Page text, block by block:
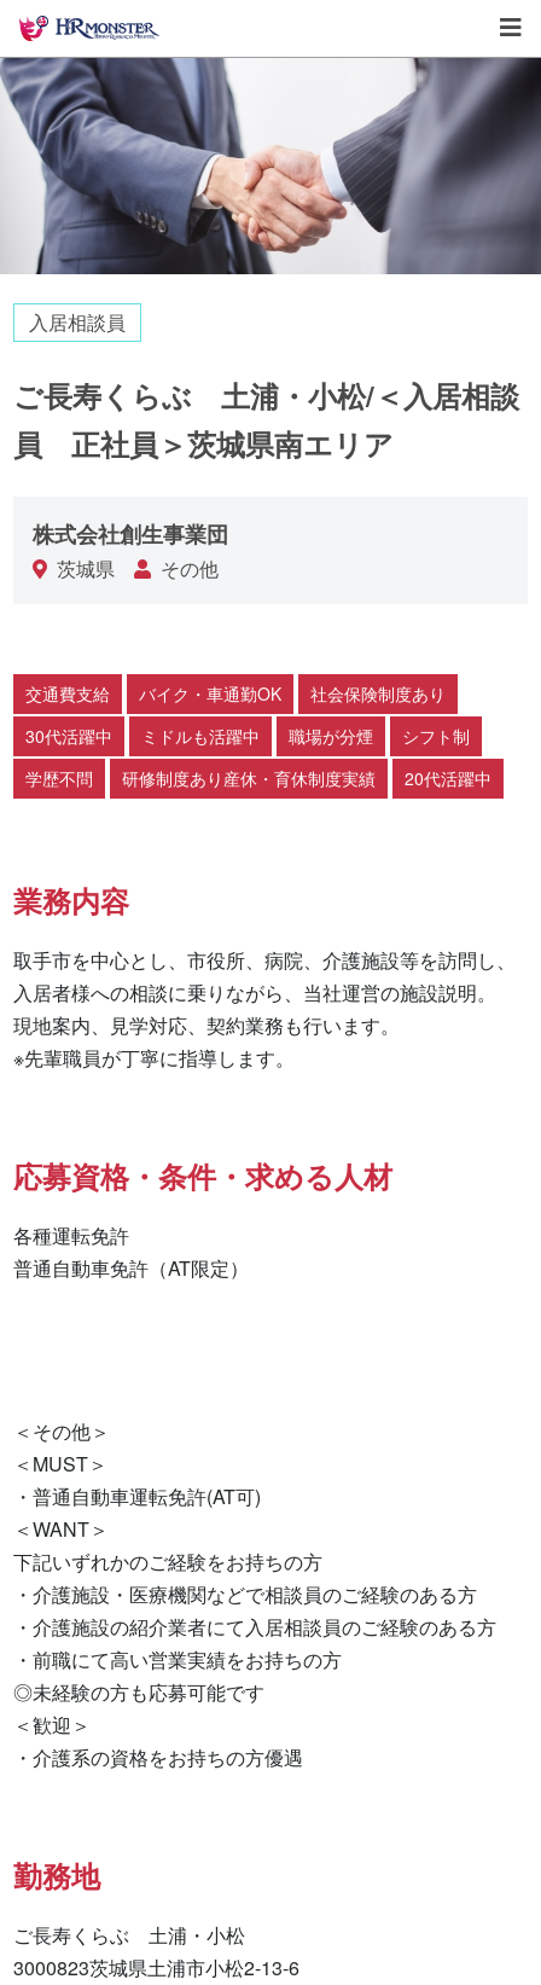
入居相談員
ご長寿くらぶ 土浦・小松/＜入居相談
員 正社員＞茨城県南エリア
株式会社創生事業団
茨城県 その他
交通費支給 バイク・車通勤OK
社会保険制度あり
30代活躍中
ミドルも活躍中 職場が分煙
シフト制
学歴不問
研修制度あり産休・育休制度実績 20代活躍中
業務内容
取手市を中心とし、市役所、病院、介護施設等を訪問し、
入居者様への相談に乗りながら、当社運営の施設説明。
現地案内、見学対応、契約業務も行います。
※先輩職員が丁寧に指導します。
応募資格・条件・求める人材
各種運転免許
普通自動車免許（AT限定）
＜その他＞
＜MUST＞
・普通自動車運転免許(AT可)
＜WANT＞
下記いずれかのご経験をお持ちの方
・介護施設・医療機関などで相談員のご経験のある方
・介護施設の紹介業者にて入居相談員のご経験のある方
・前職にて高い営業実績をお持ちの方
◎未経験の方も応募可能です
＜歓迎＞
・介護系の資格をお持ちの方優遇
勤務地
ご長寿くらぶ　土浦・小松
3000823茨城県土浦市小松2-13-6